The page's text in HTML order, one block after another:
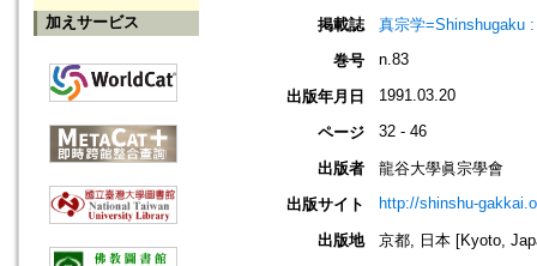
加えサービス
掲載誌
真宗学=Shinshugaku
巻号
n.83
出版年月日 1991.03.20
ページ 32 - 46
出版者
龍谷大學眞宗學會
出版サイト
http://shinshu-
出版地
京都, 日本 [Kyoto,